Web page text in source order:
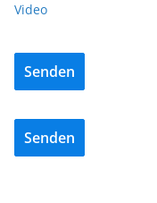
Video
Senden
Senden